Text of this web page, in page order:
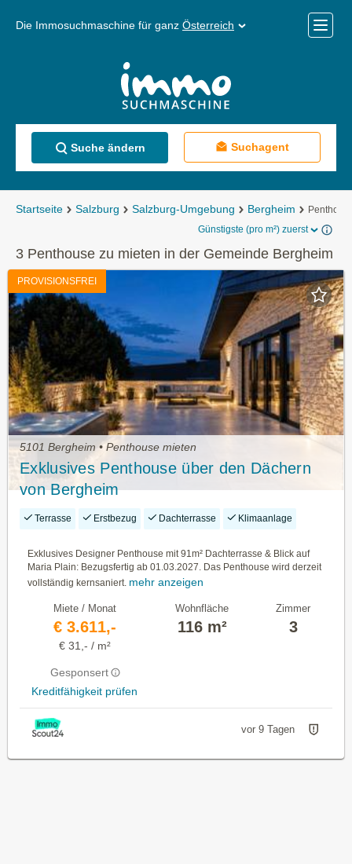
Die Immosuchmaschine für ganz Österreich
Menü
Suche ändern Suchagent
Startseite Salzburg Salzburg-Umgebung Bergheim
Günstigste (pro m²) zuerst
3 Penthouse zu mieten in der Gemeinde Bergheim
PROVISIONSFREI
5101 Bergheim • Penthouse mieten
Exklusives Penthouse über den Dächern
von Bergheim
Terrasse Erstbezug Dachterrasse Klimaanlage
Exklusives Designer Penthouse mit 91m² Dachterrasse & Blick auf
Maria Plain: Bezugsfertig ab 01.03.2027. Das Penthouse wird derzeit
vollständig kernsaniert. mehr anzeigen
Miete / Monat
€ 3.611,-
€ 31,- / m²
Gesponsert
Kreditfähigkeit prüfen
Wohnfläche
116 m²
Zimmer
3
vor 9 Tagen